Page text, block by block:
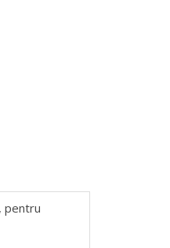
pentru